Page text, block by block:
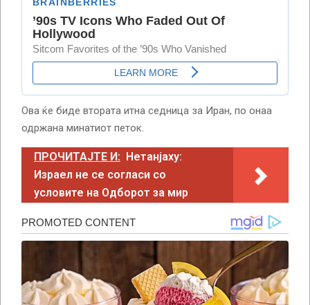
Ова ќе биде втората итна седница за Иран, по онаа
одржана минатиот петок.
ПРОЧИТАЈТЕ И: Нетанјаху:
Израел не се согласи со
условите на Одборот за мир